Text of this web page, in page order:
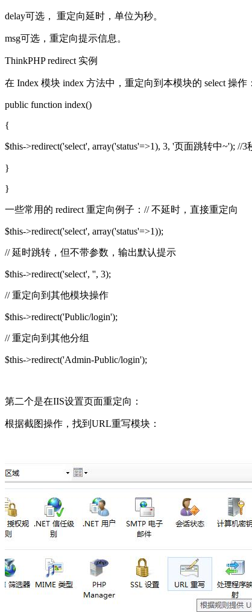
delay可选， 重定向延时，单位为秒。
msg可选，重定向提示信息。
ThinkPHP redirect 实例
在 Index 模块 index 方法中，重定向到本模块的 select 操作
public function index()
{
$this->redirect('select', array('status'=>1), 3, '页面跳转中~'); //3
}
}
一些常用的 redirect 重定向例子：// 不延时，直接重定向
$this->redirect('select', array('status'=>1));
// 延时跳转，但不带参数，输出默认提示
$this->redirect('select', '', 3);
// 重定向到其他模块操作
$this->redirect('Public/login');
// 重定向到其他分组
$this->redirect('Admin-Public/login');
第二个是在IIS设置页面重定向：
根据截图操作，找到URL重写模块：